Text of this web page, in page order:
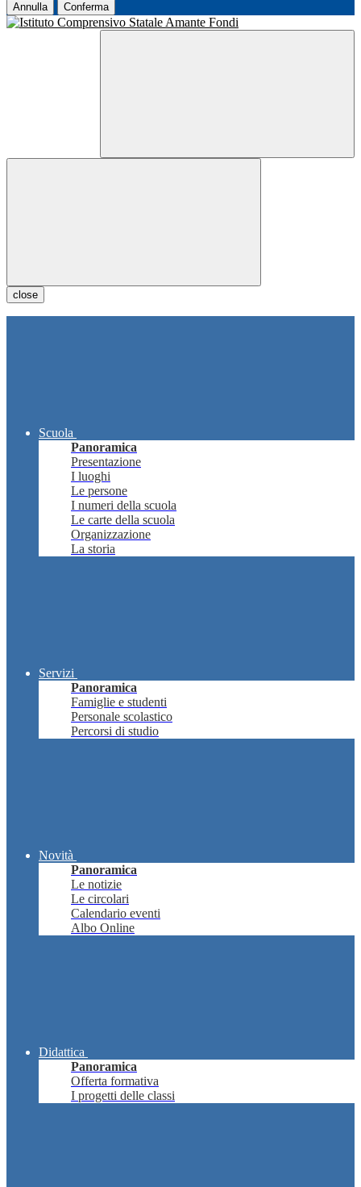
Annulla Conferma
close
Scuola
Panoramica
Presentazione
I luoghi
Le persone
I numeri della scuola
Le carte della scuola
Organizzazione
La storia
Servizi
Panoramica
Famiglie e studenti
Personale scolastico
Percorsi di studio
Novità
Panoramica
Le notizie
Le circolari
Calendario eventi
Albo Online
Didattica
Panoramica
Offerta formativa
I progetti delle classi